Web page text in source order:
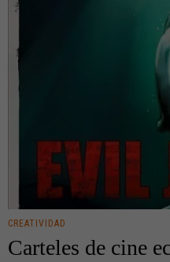
CREATIVIDAD
Carteles de cine